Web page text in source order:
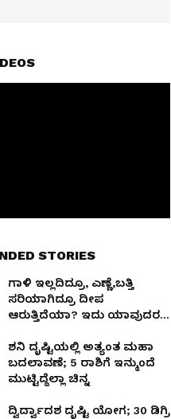
STORIES
ಗಾಳಿ ಇಲ್ಲದಿದ್ರೂ, ಎಣ್ಣೆ,ಬತ್ತಿ
ಸರಿಯಾಗಿದ್ರೂ ದೀಪ
ಆರುತ್ತಿದೆಯಾ? ಇದು ಯಾವುದರ
ಶನಿ ದೃಷ್ಟಿಯಲ್ಲಿ ಅತ್ಯಂತ ಮಹಾ
ಬದಲಾವಣೆ; 5 ರಾಶಿಗೆ ಇನ್ಮುಂದೆ
ಮುಟ್ಟಿದ್ದೆಲ್ಲಾ ಚಿನ್ನ
ದ್ವಿರ್ದ್ವಾದಶ ದೃಷ್ಟಿ ಯೋಗ; 30 ಡಿಗ್ರಿ